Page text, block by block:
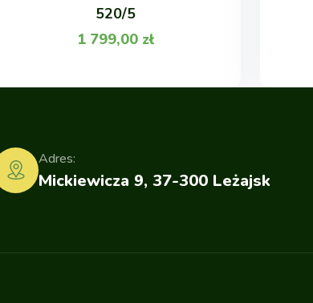
520/5
1 799,00 zł
Mickiewicza 9, 37-300 Leżajsk
Adres: